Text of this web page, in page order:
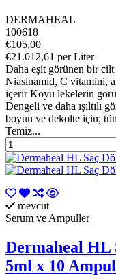
DERMAHEAL
100618
€105,00
€21.012,61 per Liter
Daha eşit görünen bir
Niasinamid, C vitamini,
içerir Koyu lekelerin
Dengeli ve daha ışıltılı
boyun ve dekolte için;
Temiz...
mevcut
Serum ve Ampuller
Dermaheal HL
5ml x 10 Ampul